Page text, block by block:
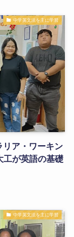
中学英文法を主に学習
リア・ワーキン
工が英語の基礎
中学英文法を主に学習